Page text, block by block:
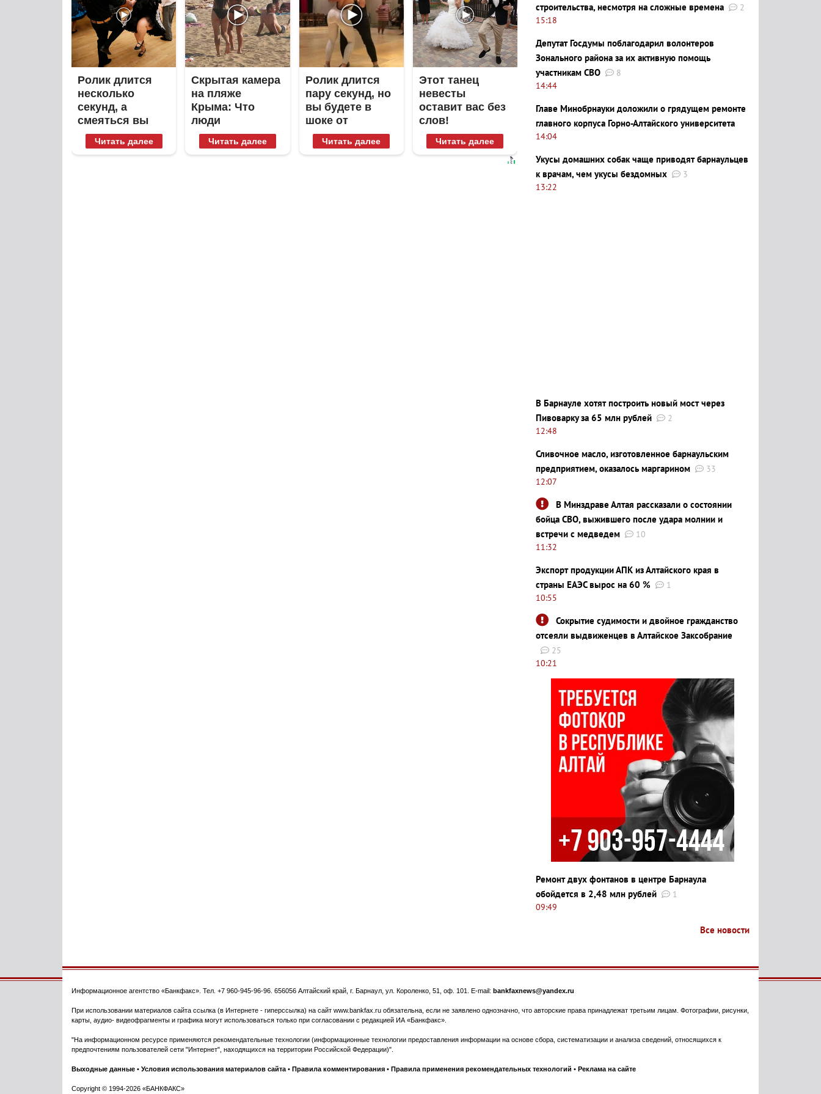
Ролик длится
несколько
секунд, а
смеяться вы
будете долго
Читать далее
Скрытая камера
на пляже
Крыма: Что
люди
вытворяют,
когда их не
Читать далее
Ролик длится
пару секунд, но
вы будете в
шоке от
увиденного
Читать далее
Этот танец
невесты
оставит вас без
слов!
Пересмотрела
10 раз
Читать далее
строительства, несмотря на сложные времена
2
15:18
Депутат Госдумы поблагодарил волонтеров
Зонального района за их активную помощь
участникам СВО
8
14:44
Главе Минобрнауки доложили о грядущем ремонте
главного корпуса Горно-Алтайского университета
14:04
Укусы домашних собак чаще приводят барнаульцев
к врачам, чем укусы бездомных
3
13:22
В Барнауле хотят построить новый мост через
Пивоварку за 65 млн рублей
2
12:48
Сливочное масло, изготовленное барнаульским
предприятием, оказалось маргарином
33
12:07
В Минздраве Алтая рассказали о состоянии
бойца СВО, выжившего после удара молнии и
встречи с медведем
10
11:32
Экспорт продукции АПК из Алтайского края в
страны ЕАЭС вырос на 60 %
1
10:55
Сокрытие судимости и двойное гражданство
отсеяли выдвиженцев в Алтайское Заксобрание
25
10:21
Ремонт двух фонтанов в центре Барнаула
обойдется в 2,48 млн рублей
1
09:49
Все новости
Информационное агентство «Банкфакс» . Тел. +7 960-945-96-96 656056 Алтайский край, г. Барнаул ул. Короленко, 51, оф. 101 . E-mail: bankfaxnews@yandex.ru
При использовании материалов сайта ссылка (в Интернете - гиперссылка) на сайт www.bankfax.ru обязательна, если не заявлено однозначно, что авторские права принадлежат третьим лицам. Фотографии, рисунки,
карты, аудио- видеофрагменты и графика могут использоваться только при согласовании с редакцией ИА «Банкфакс».
"На информационном ресурсе применяются рекомендательные технологии (информационные технологии предоставления информации на основе сбора, систематизации и анализа сведений, относящихся к
предпочтениям пользователей сети "Интернет", находящихся на территории Российской Федерации)".
Выходные данные • Условия использования материалов сайта • Правила комментирования • Правила применения рекомендательных технологий • Реклама на сайте
Copyright © 1994-2026 «БАНКФАКС»